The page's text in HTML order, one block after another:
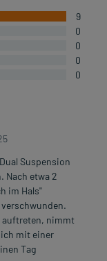
mit einem Arzt
Beschwerde
nur von Ihrem
Mehr anzeigen
9
0
0
0
0
Suspension
Nach etwa 2
im Hals"
auftreten, nimmt
mit einer
Tag